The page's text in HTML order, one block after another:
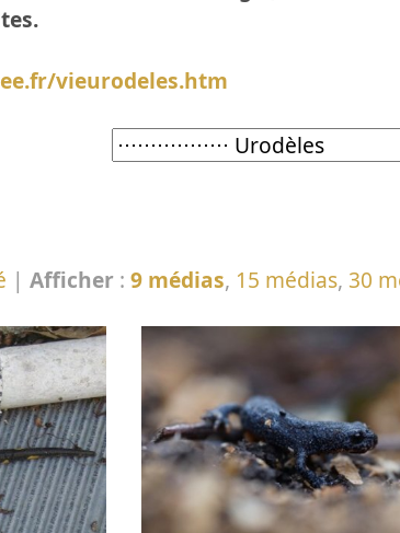
vieurodeles.htm
| Afficher : 9 médias, 15 médias, 30